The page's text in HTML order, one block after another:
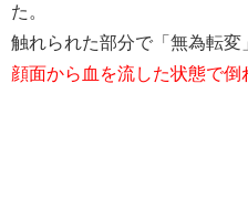
た。
触れられた部分で「無為転変
顔面から血を流した状態で倒